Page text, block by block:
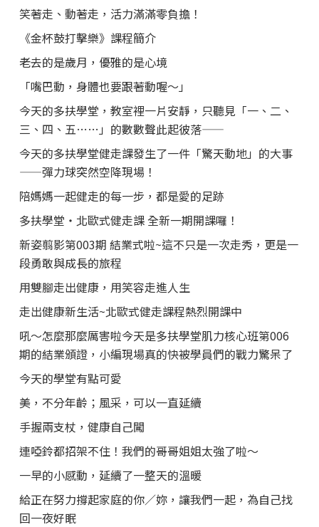
笑著走、動著走，活力滿滿零負擔！
《金杯鼓打擊樂》課程簡介
老去的是歲月，優雅的是心境
「嘴巴動，身體也要跟著動喔～」
今天的多扶學堂，教室裡一片安靜，只聽見「一、二、
三、四、五……」的數數聲此起彼落——
今天的多扶學堂健走課發生了一件「驚天動地」的大事
——彈力球突然空降現場！
陪媽媽一起健走的每一步，都是愛的足跡
多扶學堂・北歐式健走課 全新一期開課囉！
新姿翦影第003期 結業式啦~這不只是一次走秀，更是一
段勇敢與成長的旅程
用雙腳走出健康，用笑容走進人生
走出健康新生活~北歐式健走課程熱烈開課中
吼～怎麼那麼厲害啦今天是多扶學堂肌力核心班第006
期的結業頒證，小編現場真的快被學員們的戰力驚呆了
今天的學堂有點可愛
美，不分年齡；風采，可以一直延續
手握兩支杖，健康自己闖
連啞鈴都招架不住！我們的哥哥姐姐太強了啦～
一早的小感動，延續了一整天的溫暖
給正在努力撐起家庭的你／妳，讓我們一起，為自己找
回一夜好眠